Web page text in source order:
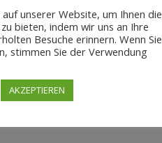
unserer Website, um Ihnen die
bieten, indem wir uns an Ihre
Besuche erinnern. Wenn Sie
stimmen Sie der Verwendung
AKZEPTIEREN